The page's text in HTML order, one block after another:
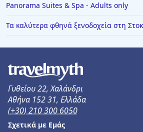
Panorama Suites & Spa - Adults only
Τα καλύτερα φθηνά ξενοδοχεία στη
Γυθείου 22, Χαλάνδρι
Αθήνα 152 31, Ελλάδα
(+30) 210 300 6050
Σχετικά με Εμάς